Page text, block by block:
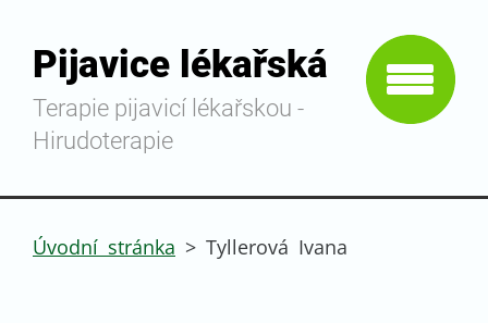
Pijavice lékařská
Terapie pijavicí lékařskou -
Hirudoterapie
Úvodní stránka > Tyllerová Ivana